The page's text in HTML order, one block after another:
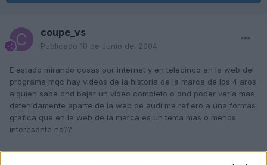
coupe_vs
Publicado 10 de Junio del 2004
E estado mirando cosas por internet y en telecinco en la web del
programa mqc hay videos de la historia de la marca de los 4 aros
alguien sabe dnd bajar un video completo o dnd poder verla mas
detenidamente aparte de la web de audi me refiero a una formas
grafica que en la web de la marca es un tema mas o menos
interesante no??